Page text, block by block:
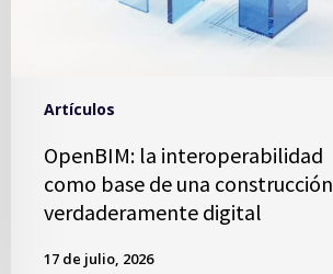
Artículos
OpenBIM: la interoperabilidad
como base de una construcción
verdaderamente digital
17 de julio, 2026